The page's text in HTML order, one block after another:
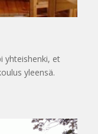
yhteishenki, et
yleensä.